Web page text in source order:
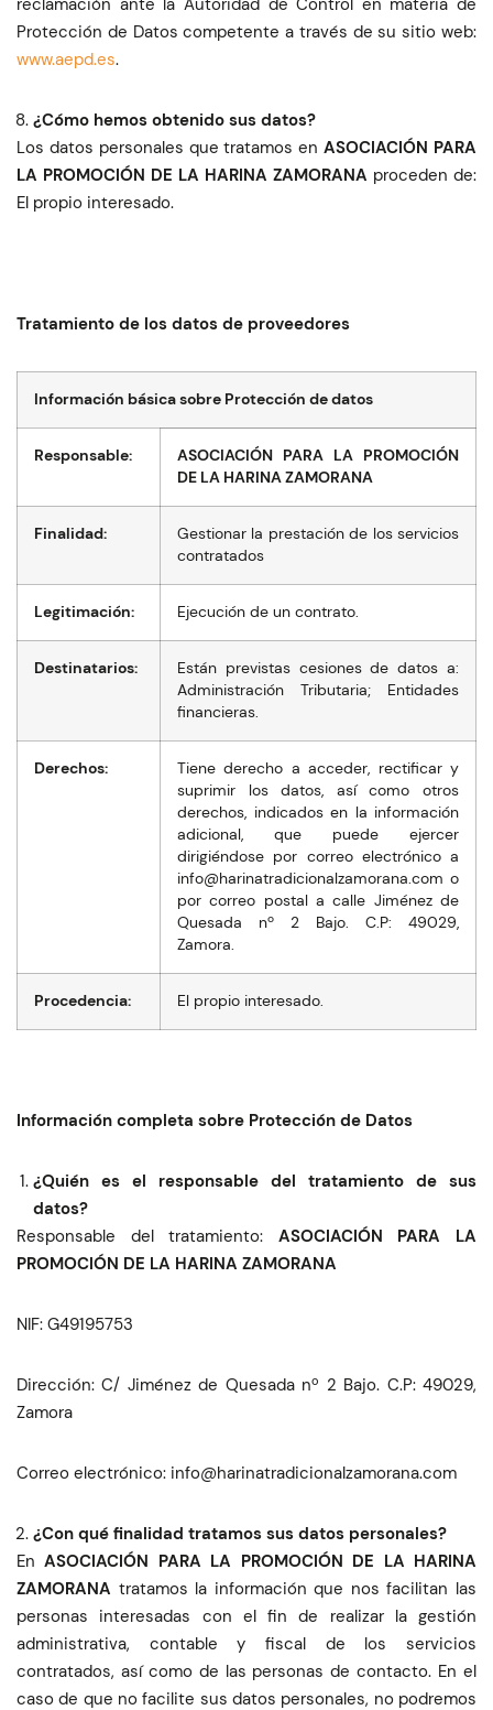
Protección de Datos competente a través de su sitio web:
www.aepd.es.
¿Cómo hemos obtenido sus datos?
Los datos personales que tratamos enASOCIACIÓN PARA
LA PROMOCIÓN DE LA HARINA ZAMORANA proceden de:
El propio interesado.
Tratamiento de los datos de proveedores
Información básica sobre Protección de datos
Responsable:
ASOCIACIÓN PARA LA PROMOCIÓN
DE LA HARINA ZAMORANA
Finalidad:
Gestionar la prestación de los servicios
contratados
Legitimación: Ejecución de un contrato.
Destinatarios:
Están previstas cesiones de datos a:
Administración Tributaria; Entidades
financieras.
Derechos:
Tiene derecho a acceder, rectificar y
suprimir los datos, así como otros
derechos, indicados en la información
adicional, que puede ejercer
dirigiéndose por correo electrónico a
moc.anaromazlanoicidartanirah@ofni o
por correo postal a calle Jiménez de
Quesada nº 2 Bajo. C.P: 49029,
Zamora.
Procedencia: El propio interesado.
Información completa sobre Protección de Datos
¿Quién es el responsable del tratamiento de sus
datos?
Responsable del tratamiento: ASOCIACIÓN PARA LA
PROMOCIÓN DE LA HARINA ZAMORANA
NIF: G49195753
Dirección: C/ Jiménez de Quesada nº 2 Bajo. C.P: 49029,
Zamora
Correo electrónico: moc.anaromazlanoicidartanirah@ofni
¿Con qué finalidad tratamos sus datos personales?
EnASOCIACIÓN PARA LA PROMOCIÓN DE LA HARINA
ZAMORANA tratamos la información que nos facilitan las
personas interesadas con el fin de realizar la gestión
administrativa, contable y fiscal de los servicios
contratados, así como de las personas de contacto. En el
caso de que no facilite sus datos personales, no podremos